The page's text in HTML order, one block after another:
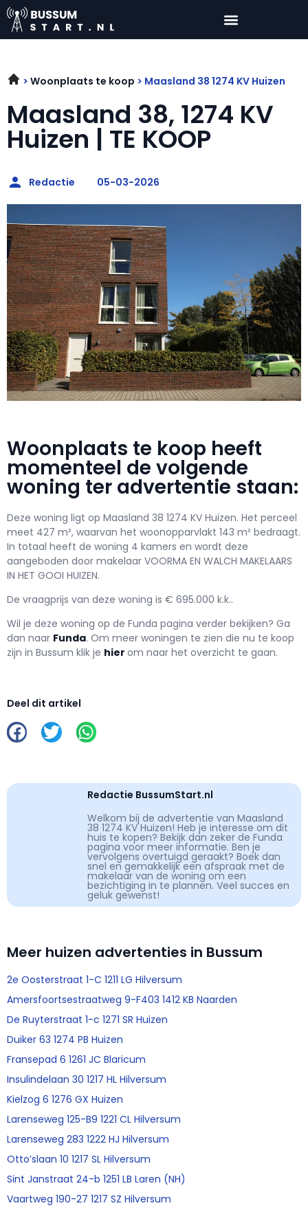
Woonplaats te koop Maasland 38 1274 KV Huizen
Maasland 38, 1274 KV
Huizen | TE KOOP
Redactie 05-03-2026
Woonplaats te koop heeft
momenteel de volgende
woning ter advertentie staan:
Deze woning ligt op Maasland 38 1274 KV Huizen. Het perceel
meet 427 m², waarvan het woonopparvlakt 143 m² bedraagt.
In totaal heeft de woning 4 kamers en wordt deze
aangeboden door makelaar VOORMA EN WALCH MAKELAARS
IN HET GOOI HUIZEN.
De vraagprijs van deze woning is € 695.000 k.k..
Wil je deze woning op de Funda pagina verder bekijken? Ga
dan naar Funda. Om meer woningen te zien die nu te koop
zijn in Bussum klik je hier om naar het overzicht te gaan.
Deel dit artikel
Redactie BussumStart.nl
Welkom bij de advertentie van Maasland
38 1274 KV Huizen! Heb je interesse om dit
huis te kopen? Bekijk dan zeker de Funda
pagina voor meer informatie. Ben je
vervolgens overtuigd geraakt? Boek dan
snel en gemakkelijk een afspraak met de
makelaar van de woning om een
bezichtiging in te plannen. Veel succes en
geluk gewenst!
Meer huizen advertenties in Bussum
2e Oosterstraat 1-C 1211 LG Hilversum
Amersfoortsestraatweg 9-F403 1412 KB Naarden
De Ruyterstraat 1-c 1271 SR Huizen
Duiker 63 1274 PB Huizen
Fransepad 6 1261 JC Blaricum
Insulindelaan 30 1217 HL Hilversum
Kielzog 6 1276 GX Huizen
Larenseweg 125-B9 1221 CL Hilversum
Larenseweg 283 1222 HJ Hilversum
Otto’slaan 10 1217 SL Hilversum
Sint Janstraat 24-b 1251 LB Laren (NH)
Vaartweg 190-27 1217 SZ Hilversum